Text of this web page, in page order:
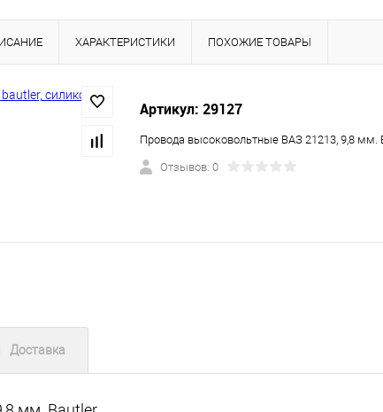
ХАРАКТЕРИСТИКИ ПОХОЖИЕ ТОВАРЫ
Артикул: 29127
Провода высоковольтные ВАЗ 21213, 9,8 мм.
Отзывов: 0
Доставка